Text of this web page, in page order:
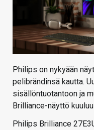
Philips on nykyään
pelibrändinsä kautta.
sisällöntuotantoon ja
Brilliance-näyttö
Philips Brilliance